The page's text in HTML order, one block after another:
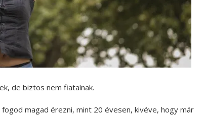
de biztos nem fiatalnak.
magad érezni, mint 20 évesen, kivéve, hogy már